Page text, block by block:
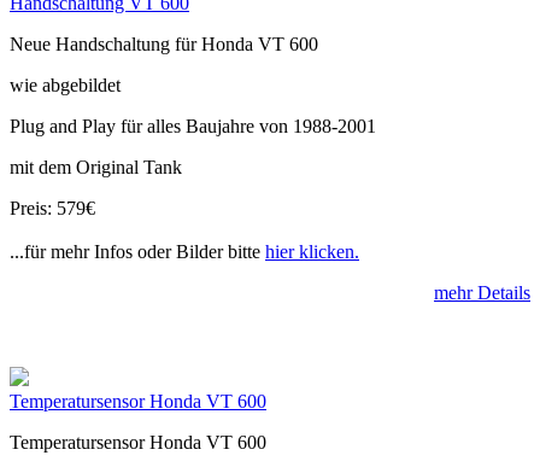
Neue Handschaltung für Honda VT 600
wie abgebildet
Plug and Play für alles Baujahre von 1988-2001
mit dem Original Tank
Preis: 579€
...für mehr Infos oder Bilder bitte hier klicken.
mehr Details
Temperatursensor Honda VT 600
Temperatursensor Honda VT 600